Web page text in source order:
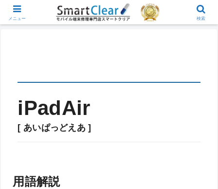
iPadAir
[ あいぱっどえあ ]
用語解説
メニュー 検索